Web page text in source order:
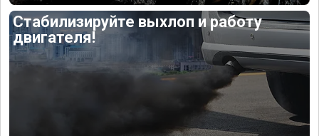
Стабилизируйте выхлоп и работу
двигателя!